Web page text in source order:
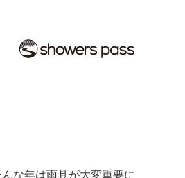
な年は雨具が大変重要に